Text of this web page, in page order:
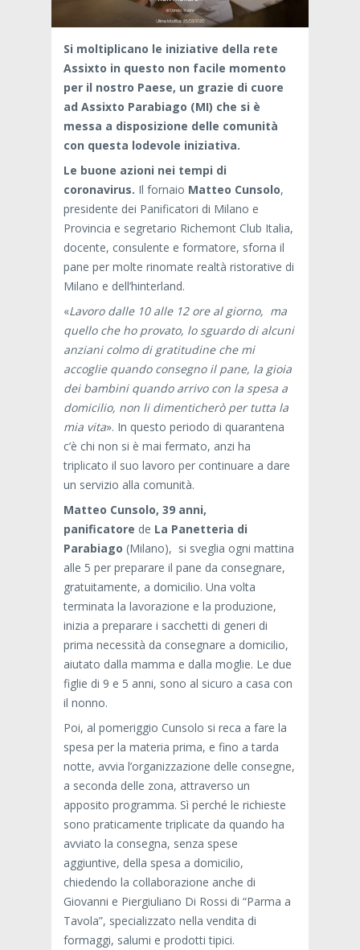
Si moltiplicano le iniziative della rete
Assixto in questo non facile momento
per il nostro Paese, un grazie di cuore
ad Assixto Parabiago (MI) che si è
messa a disposizione delle comunità
con questa lodevole iniziativa.
Le buone azioni nei tempi di
coronavirus. Il fornaio Matteo Cunsolo,
presidente dei Panificatori di Milano e
Provincia e segretario Richemont Club Italia,
docente, consulente e formatore, sforna il
pane per molte rinomate realtà ristorative di
Milano e dell’hinterland.
«Lavoro dalle 10 alle 12 ore al giorno, ma
quello che ho provato, lo sguardo di alcuni
anziani colmo di gratitudine che mi
accoglie quando consegno il pane, la gioia
dei bambini quando arrivo con la spesa a
domicilio, non li dimenticherò per tutta la
mia vita». In questo periodo di quarantena
c’è chi non si è mai fermato, anzi ha
triplicato il suo lavoro per continuare a dare
un servizio alla comunità.
Matteo Cunsolo, 39 anni,
panificatore de La Panetteria di
Parabiago (Milano), si sveglia ogni mattina
alle 5 per preparare il pane da consegnare,
gratuitamente, a domicilio. Una volta
terminata la lavorazione e la produzione,
inizia a preparare i sacchetti di generi di
prima necessità da consegnare a domicilio,
aiutato dalla mamma e dalla moglie. Le due
figlie di 9 e 5 anni, sono al sicuro a casa con
il nonno.
Poi, al pomeriggio Cunsolo si reca a fare la
spesa per la materia prima, e fino a tarda
notte, avvia l’organizzazione delle consegne,
a seconda delle zona, attraverso un
apposito programma. Sì perché le richieste
sono praticamente triplicate da quando ha
avviato la consegna, senza spese
aggiuntive, della spesa a domicilio,
chiedendo la collaborazione anche di
Giovanni e Piergiuliano Di Rossi di “Parma a
Tavola”, specializzato nella vendita di
formaggi, salumi e prodotti tipici.